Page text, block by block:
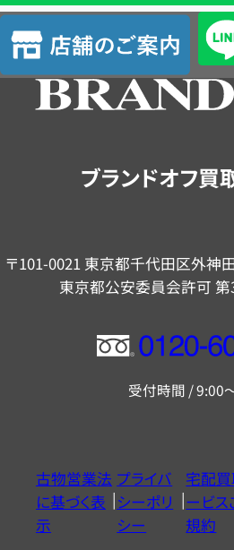
査
定
店
舗
の
ブランドオフ買
〒101-0021 東京都千代田区外神
東京都公安委員会許可 第
フ
ー
ヤ
ル
0120604117
受付時間 / 9:00
古物営業法
に基づく表
示
プライバ
シーポリ
シー
宅配
ービス
規約